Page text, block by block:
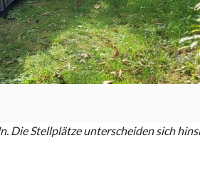
Die Stellplätze unterscheiden sich